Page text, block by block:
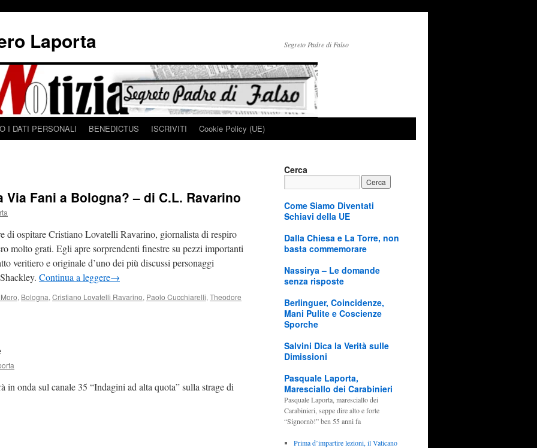
Laporta Segreto Padre di Falso
I DATI PERSONALI BENEDICTUS ISCRIVITI Cookie Policy (UE)
Via Fani a Bologna? – di C.L. Ravarino
di ospitare Cristiano Lovatelli Ravarino, giornalista di respiro
molto grati. Egli apre sorprendenti finestre su pezzi importanti
veritiero e originale d’uno dei più discussi personaggi
Continua a leggere→
, Bologna, Cristiano Lovatelli Ravarino, Paolo Cucchiarelli, Theodore
onda sul canale 35 “Indagini ad alta quota” sulla strage di
Cerca
Come Siamo Diventati
Schiavi della UE
Dalla Chiesa e La Torre, non
basta commemorare
Nassirya – Le domande
senza risposte
Berlinguer, Coincidenze,
Mani Pulite e Coscienze
Sporche
Salvini Dica la Verità sulle
Dimissioni
Pasquale Laporta,
Maresciallo dei Carabinieri
Pasquale Laporta, maresciallo dei
Carabinieri, seppe dire alto e forte
“Signornò!” ben 55 anni fa
Prima d’impartire lezioni, il Vaticano